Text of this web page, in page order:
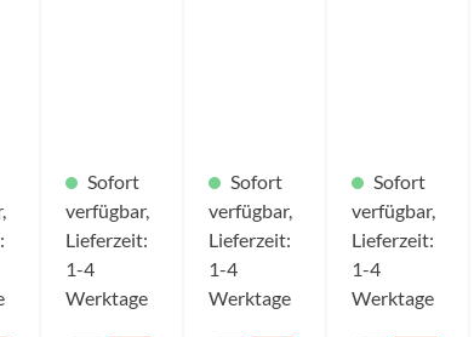
Sofort
verfügbar,
Lieferzeit:
1-4
Werktage
Sofort
verfügbar,
Lieferzeit:
1-4
Werktage
Sofort
verfügbar,
Lieferzeit:
1-4
Werktage